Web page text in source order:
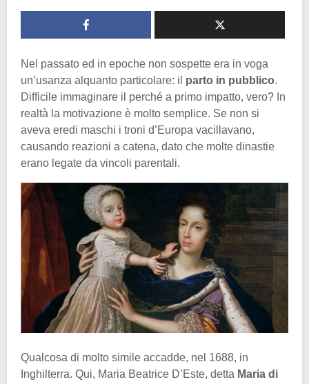
Nel passato ed in epoche non sospette era in voga
un’usanza alquanto particolare: il parto in pubblico.
Difficile immaginare il perché a primo impatto, vero? In
realtà la motivazione è molto semplice. Se non si
aveva eredi maschi i troni d’Europa vacillavano,
causando reazioni a catena, dato che molte dinastie
erano legate da vincoli parentali.
Qualcosa di molto simile accadde, nel 1688, in
Inghilterra. Qui, Maria Beatrice D’Este, detta Maria di